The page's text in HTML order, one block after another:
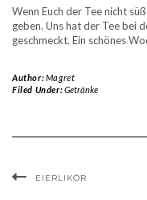
Wenn Euch der Tee nicht
geben. Uns hat der Tee bei
geschmeckt. Ein schönes
Author:Magret
Filed Under:Getränke
EIERLIKÖR